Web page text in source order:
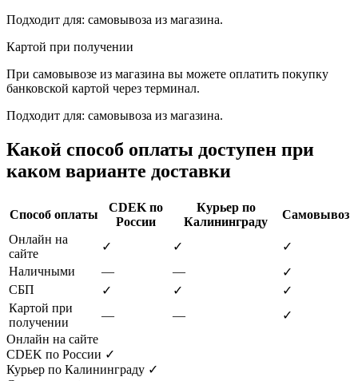
Подходит для: самовывоза из магазина.
Картой при получении
При самовывозе из магазина вы можете оплатить покупку
банковской картой через терминал.
Подходит для: самовывоза из магазина.
Какой способ оплаты доступен при
каком варианте доставки
Способ оплаты
CDEK по
России
Курьер по
Калининграду
Самовывоз
Онлайн на
сайте
✓ ✓
✓
Наличными
— —
✓
СБП
✓ ✓
✓
Картой при
получении
— —
✓
Онлайн на сайте
CDEK по России ✓
Курьер по Калининграду ✓